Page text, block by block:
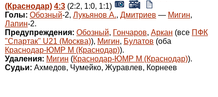
(Краснодар) 4:3 (2:2, 1:0, 1:1)
Голы: Обозный-2, Лукьянов А., Дмитриев — Мигин,
Лапин-2.
Предупреждения: Обозный, Гончаров, Аркан (все ПФК
"Спартак" U21 (Москва)), Мигин, Булатов (оба
Краснодар-ЮМР М (Краснодар)).
Удаления: Мигин (Краснодар-ЮМР М (Краснодар)).
Судьи: Ахмедов, Чумейко, Журавлев, Корнеев